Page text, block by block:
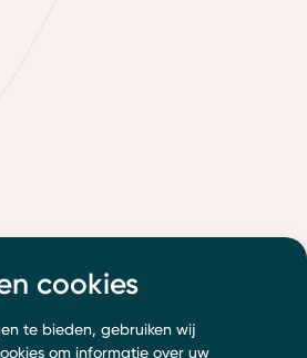
cookies
te bieden, gebruiken wij
om informatie over uw